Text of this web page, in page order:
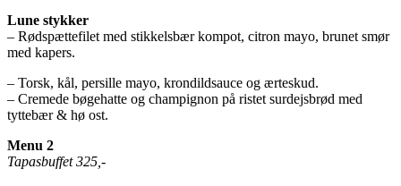
Lune stykker
– Rødspættefilet med stikkelsbær kompot, citron mayo, brunet smør
med kapers.
– Torsk, kål, persille mayo, krondildsauce og ærteskud.
– Cremede bøgehatte og champignon på ristet surdejsbrød med
tyttebær & hø ost.
Menu 2
Tapasbuffet 325,-